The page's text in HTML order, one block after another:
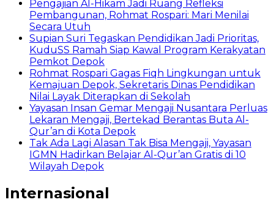
Pengajian Al-Hikam Jadi Ruang Refleksi
Pembangunan, Rohmat Rospari: Mari Menilai
Secara Utuh
Supian Suri Tegaskan Pendidikan Jadi Prioritas,
KuduSS Ramah Siap Kawal Program Kerakyatan
Pemkot Depok
Rohmat Rospari Gagas Fiqh Lingkungan untuk
Kemajuan Depok, Sekretaris Dinas Pendidikan
Nilai Layak Diterapkan di Sekolah
Yayasan Insan Gemar Mengaji Nusantara Perluas
Lekaran Mengaji, Bertekad Berantas Buta Al-
Qur’an di Kota Depok
Tak Ada Lagi Alasan Tak Bisa Mengaji, Yayasan
IGMN Hadirkan Belajar Al-Qur’an Gratis di 10
Wilayah Depok
Internasional